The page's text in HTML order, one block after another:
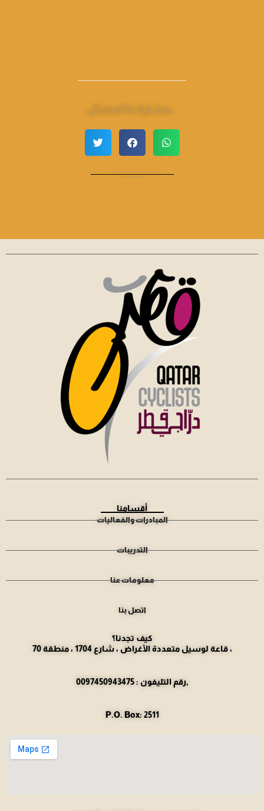
مشـاركــة الـمـقــال..
أقسامنا
المبادرات والفعاليات
التدريبات
معلومات عنا
اتصل بنا
كيف تجدنا؟
قاعة لوسيل متعددة الأغراض ، شارع 1704 ، منطقة 70 ،
رقم التليفون : 0097450943475,
P.O. Box: 2511